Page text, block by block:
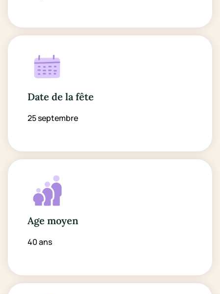
Date de la fête
25 septembre
Age moyen
40 ans